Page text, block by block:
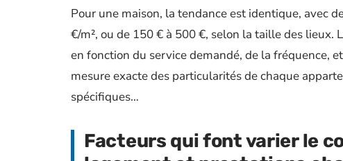
Pour une maison, la tendance est identique, avec
€/m², ou de 150 € à 500 €, selon la taille des lieux.
en fonction du service demandé, de la fréquence,
mesure exacte des particularités de chaque
spécifiques…
Facteurs qui font varier le